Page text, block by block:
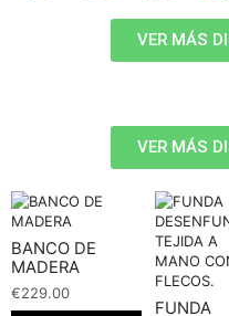
VER MÁS
VER MÁS
BANCO DE
MADERA
€229.00
FUNDA